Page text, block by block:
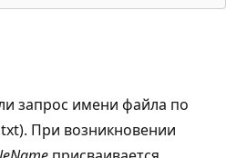
запрос имени файла по
При возникновении